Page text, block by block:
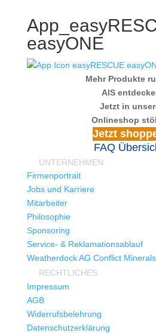
easyONE
Mehr Produkte
AIS
Jetzt in
Onlineshop
Jetzt
FAQ
UNTERNEHMEN
Firmenportrait
Jobs und Karriere
Mitarbeiter
Philosophie
Sponsoring
Service- & Reklamationsablauf
Weatherdock AG Conflict
RECHTLICHES
Impressum
AGB
Widerrufsbelehrung
Datenschutzerklärung